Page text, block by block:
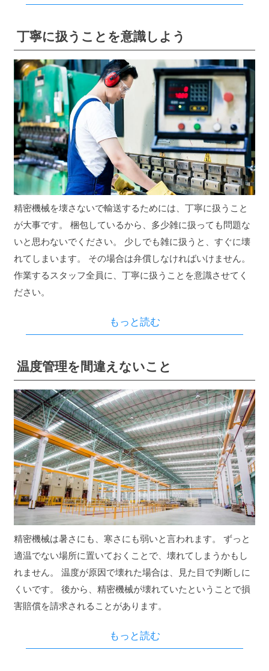
丁寧に扱うことを意識しよう
精密機械を壊さないで輸送するためには、丁寧に扱うこと
が大事です。 梱包しているから、多少雑に扱っても問題な
いと思わないでください。 少しでも雑に扱うと、すぐに壊
れてしまいます。 その場合は弁償しなければいけません。
作業するスタッフ全員に、丁寧に扱うことを意識させてく
ださい。
もっと読む
温度管理を間違えないこと
精密機械は暑さにも、寒さにも弱いと言われます。 ずっと
適温でない場所に置いておくことで、壊れてしまうかもし
れません。 温度が原因で壊れた場合は、見た目で判断しに
くいです。 後から、精密機械が壊れていたということで損
害賠償を請求されることがあります。
もっと読む